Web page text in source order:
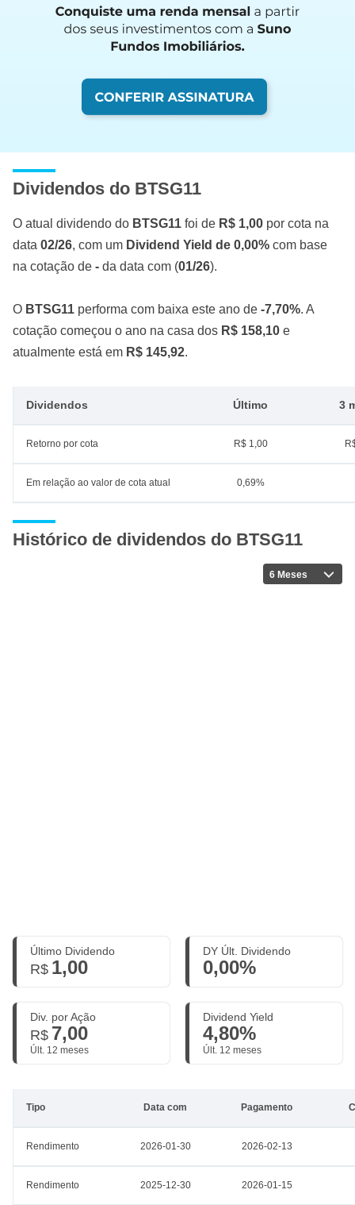
Dividendos do BTSG11
O atual dividendo do BTSG11 foi de R$ 1,00 por cota na
data 02/26, com um Dividend Yield de 0,00% com base
na cotação de - da data com (01/26).
O BTSG11 performa com baixa este ano de -7,70%. A
cotação começou o ano na casa dos R$ 158,10 e
atualmente está em R$ 145,92.
Dividendos Último 3
Retorno por cota R$ 1,00
Em relação ao valor de cota atual 0,69%
Histórico de dividendos do BTSG11
6 Meses
Último Dividendo
R$ 1,00
DY Últ. Dividendo
0,00%
Div. por Ação
R$ 7,00
Últ. 12 meses
Dividend Yield
4,80%
Últ. 12 meses
Tipo Data com Pagamento
Rendimento 2026-01-30 2026-02-13
Rendimento 2025-12-30 2026-01-15